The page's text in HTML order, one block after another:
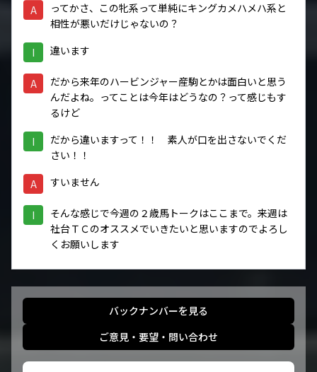
A
ってかさ、この牝系って単純にキングカメハメハ系と
相性が悪いだけじゃないの？
I 違います
A
だから来年のハービンジャー産駒とかは面白いと思う
んだよね。ってことは今年はどうなの？って感じもす
るけど
I
だから違いますって！！ 素人が口を出さないでくだ
さい！！
A すいません
I
そんな感じで今週の２歳馬トークはここまで。来週は
社台ＴＣのオススメでいきたいと思いますのでよろし
くお願いします
バックナンバーを見る
ご意見・要望・問い合わせ